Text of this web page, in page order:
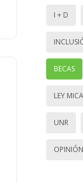
I + D
BECAS
LEY
UNR
OPINIÓN